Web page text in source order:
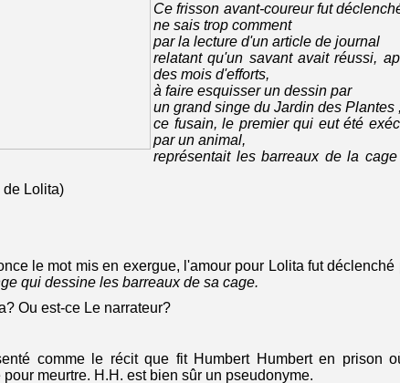
Ce frisson avant-coureur fut
ne sais trop comment
par la lecture d'un article de journal
relatant qu'un savant avait réussi,
des mois d'efforts,
à faire esquisser un dessin par
un grand singe du Jardin des Plantes
ce fusain, le premier qui eut été
par un animal,
représentait les barreaux de la
de Lolita)
le mot mis en exergue, l'amour pour Lolita fut déclenché
qui dessine les barreaux de sa cage.
Ou est-ce Le narrateur?
comme le récit que fit Humbert Humbert en prison
meurtre. H.H. est bien sûr un pseudonyme.